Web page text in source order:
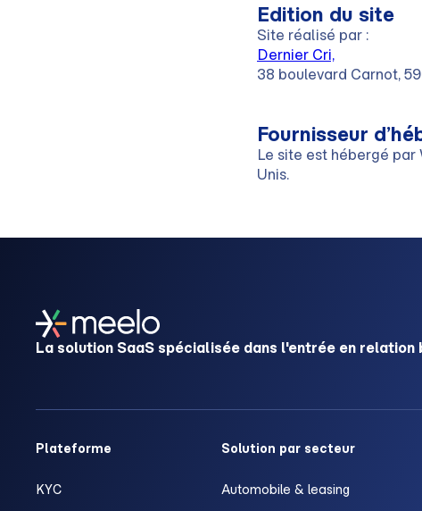
Edition du site
Site réalisé par :
Dernier Cri,
38 boulevard Carnot,
Fournisseur
Le site est hébergé par
Unis.
La solution SaaS spécialisée dans l'entrée en relation
Plateforme
KYC
Solution par secteur
Automobile & leasing